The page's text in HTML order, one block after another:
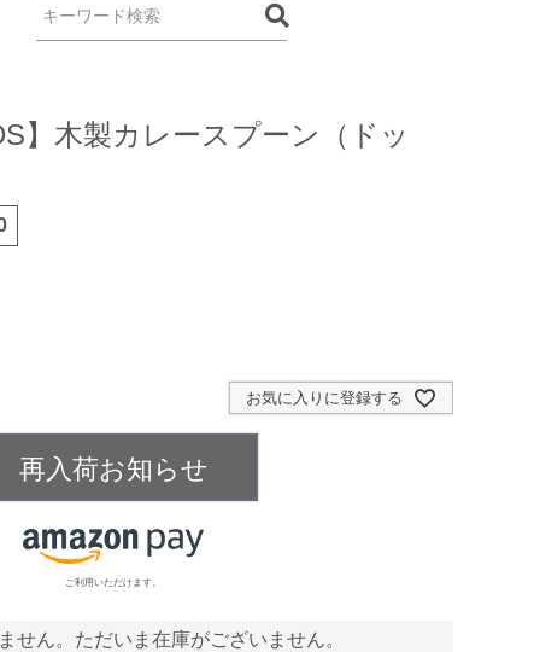
】木製カレースプーン（ドッ
お気に入りに登録する
再入荷お知らせ
ご利用いただけます。
せん。ただいま在庫がございません。